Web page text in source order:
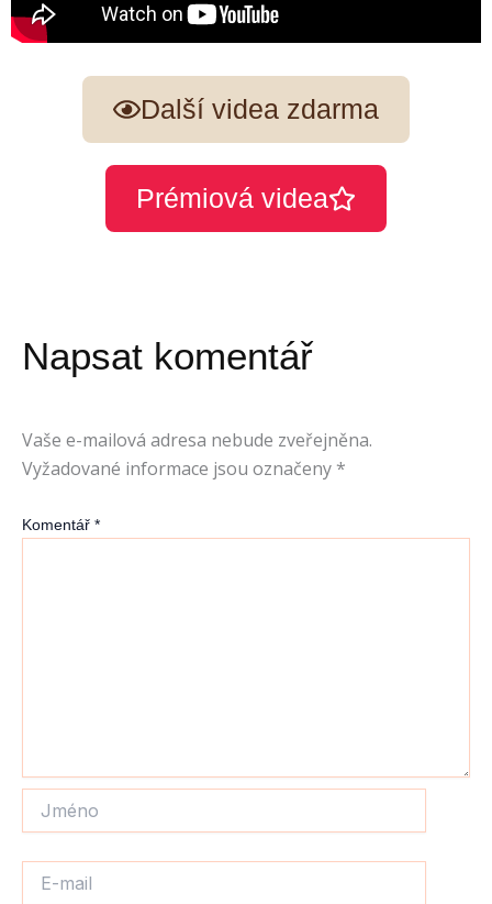
Další videa zdarma
Prémiová videa
Napsat komentář
Vaše e-mailová adresa nebude zveřejněna.
Vyžadované informace jsou označeny *
Komentář *
mail